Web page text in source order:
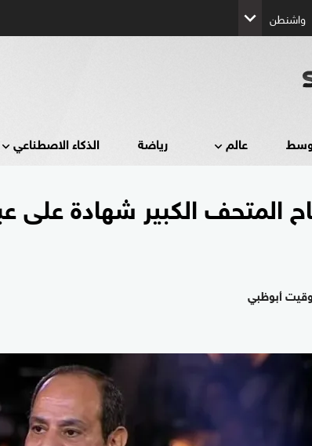
واشنطن
عالم رياضة الذكاء الاصطناعي
المتحف الكبير شهادة على